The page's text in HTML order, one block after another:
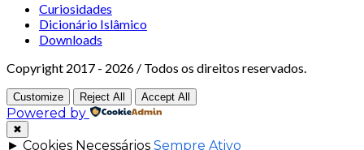
Curiosidades
Dicionário Islâmico
Downloads
Copyright 2017 - 2026 / Todos os direitos reservados.
Customize Reject All Accept All
Powered by
✖
► Cookies Necessários Sempre Ativo